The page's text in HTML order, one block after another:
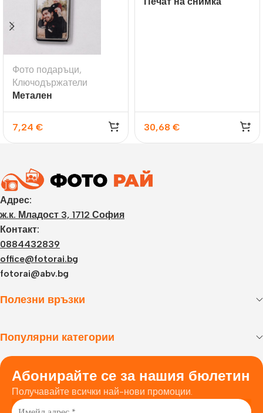
Фото подаръци,
Ключодържатели
Метален
ПРАВОЪГЪЛНИК за
две снимки
7,24 € 30,68 €
Адрес:
ж.к. Младост 3, 1712 София
Контакт:
0884432839
office@fotorai.bg
fotorai@abv.bg
Полезни връзки
Популярни категории
Абонирайте се за нашия бюлетин
Получавайте всички най-нови промоции.